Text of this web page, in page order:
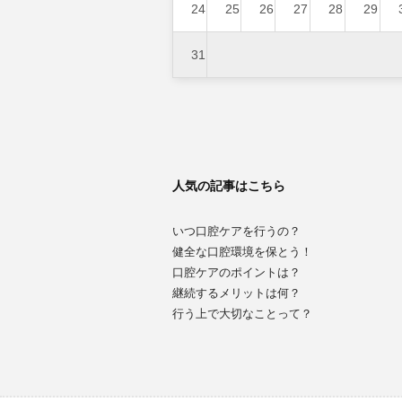
24 25 26 27 28 29
31
人気の記事はこちら
いつ口腔ケアを行うの？
健全な口腔環境を保とう！
口腔ケアのポイントは？
継続するメリットは何？
行う上で大切なことって？